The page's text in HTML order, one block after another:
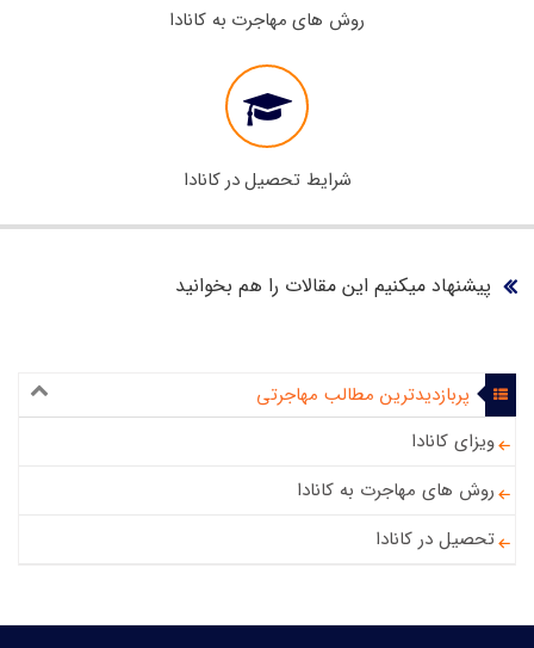
روش های مهاجرت به کانادا
شرایط تحصیل در کانادا
پیشنهاد میکنیم این مقالات را هم بخوانید
پربازدیدترین مطالب مهاجرتی
ویزای کانادا
روش های مهاجرت به کانادا
تحصیل در کانادا